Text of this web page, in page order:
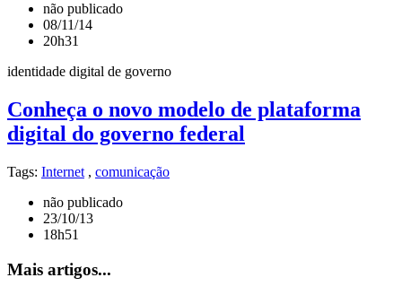
não publicado
08/11/14
20h31
identidade digital de governo
Conheça o novo modelo de plataforma
digital do governo federal
Tags: Internet , comunicação
não publicado
23/10/13
18h51
Mais artigos...